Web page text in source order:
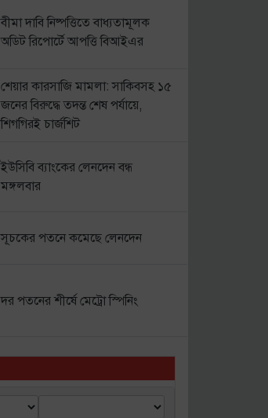
বীমা দাবি নিষ্পত্তিতে বাধ্যতামূলক
অডিট রিপোর্টে আপত্তি বিআইএর
শেয়ার কারসাজি মামলা: সাকিবসহ ১৫
জনের বিরুদ্ধে তদন্ত শেষ পর্যায়ে,
শিগগিরই চার্জশিট
ইউসিবি ব্যাংকের লেনদেন বন্ধ
মঙ্গলবার
সূচকের পতনে কমেছে লেনদেন
দর পতনের শীর্ষে মেট্রো স্পিনিং